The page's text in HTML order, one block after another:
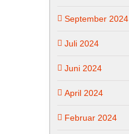
September 2024
Juli 2024
Juni 2024
April 2024
Februar 2024